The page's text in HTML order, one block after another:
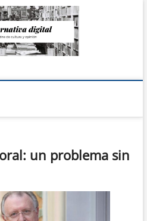
Alternativa
un problema sin